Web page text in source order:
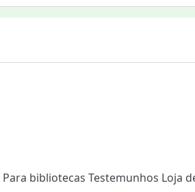
Para bibliotecas Testemunhos Loja